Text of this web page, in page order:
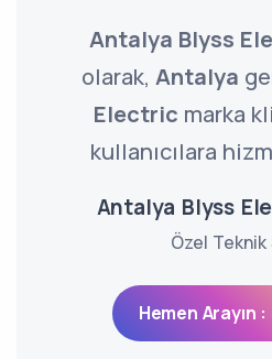
Antalya Blyss
olarak, Antalya
Electric marka
kullanıcılara
Antalya Blyss
Özel Teknik
Hemen Arayın